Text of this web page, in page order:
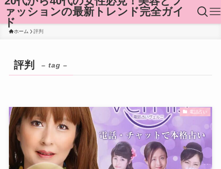
ァッションの最新トレンド完全ガイ
ド
ホーム 評判
評判 – tag –
電話占い